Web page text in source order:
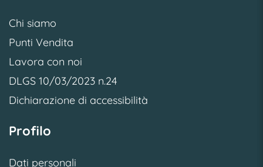
Chi siamo
Punti Vendita
Lavora con noi
DLGS 10/03/2023 n.24
Dichiarazione di accessibilità
Profilo
Dati personali